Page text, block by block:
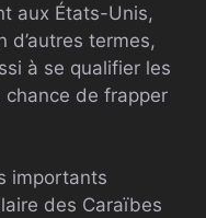
aux États-Unis,
d’autres termes,
à se qualifier les
de frapper
importants
des Caraïbes